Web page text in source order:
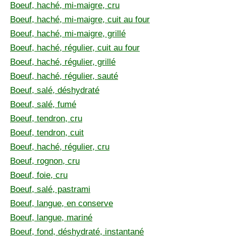
Boeuf, haché, mi-maigre, cru
Boeuf, haché, mi-maigre, cuit au four
Boeuf, haché, mi-maigre, grillé
Boeuf, haché, régulier, cuit au four
Boeuf, haché, régulier, grillé
Boeuf, haché, régulier, sauté
Boeuf, salé, déshydraté
Boeuf, salé, fumé
Boeuf, tendron, cru
Boeuf, tendron, cuit
Boeuf, haché, régulier, cru
Boeuf, rognon, cru
Boeuf, foie, cru
Boeuf, salé, pastrami
Boeuf, langue, en conserve
Boeuf, langue, mariné
Boeuf, fond, déshydraté, instantané